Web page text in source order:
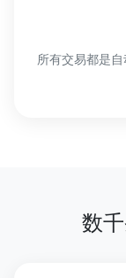
所有交易都是
数